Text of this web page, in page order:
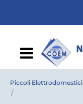
Open
Piccoli Elettrodomestici